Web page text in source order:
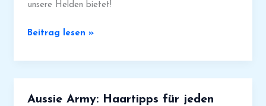
unsere Helden bietet!
Aussiearmy:
Unterstützung
für
Beitrag lesen »
Aussie Army: Haartipps für jeden